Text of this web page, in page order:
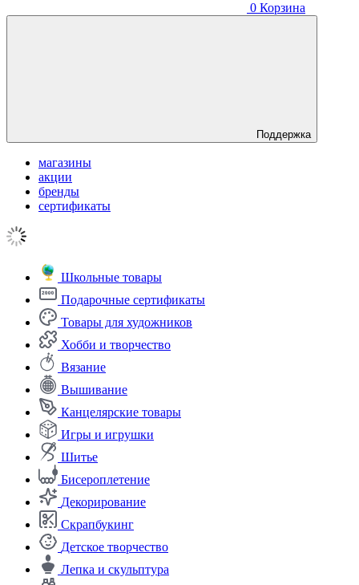
0 Корзина
Поддержка
магазины
акции
бренды
сертификаты
Школьные товары
Подарочные сертификаты
Товары для художников
Хобби и творчество
Вязание
Вышивание
Канцелярские товары
Игры и игрушки
Шитье
Бисероплетение
Декорирование
Скрапбукинг
Детское творчество
Лепка и скульптура